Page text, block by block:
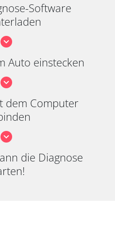
Software
Auto einstecken
dem Computer
die Diagnose